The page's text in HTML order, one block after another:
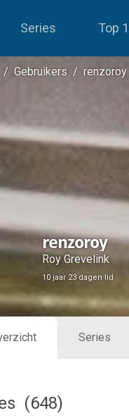
Series Top
/ Gebruikers / renzoroy
renzoroy
Roy Grevelink
10 jaar 23 dagen lid
Series
(648)